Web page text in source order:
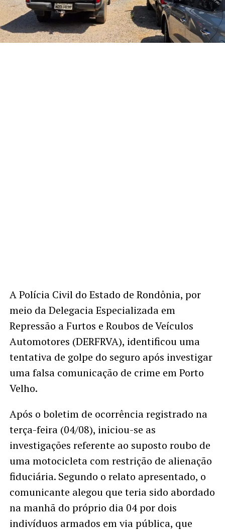
A Polícia Civil do Estado de Rondônia, por
meio da Delegacia Especializada em
Repressão a Furtos e Roubos de Veículos
Automotores (DERFRVA), identificou uma
tentativa de golpe do seguro após investigar
uma falsa comunicação de crime em Porto
Velho.
Após o boletim de ocorrência registrado na
terça-feira (04/08), iniciou-se as
investigações referente ao suposto roubo de
uma motocicleta com restrição de alienação
fiduciária. Segundo o relato apresentado, o
comunicante alegou que teria sido abordado
na manhã do próprio dia 04 por dois
indivíduos armados em via pública, que